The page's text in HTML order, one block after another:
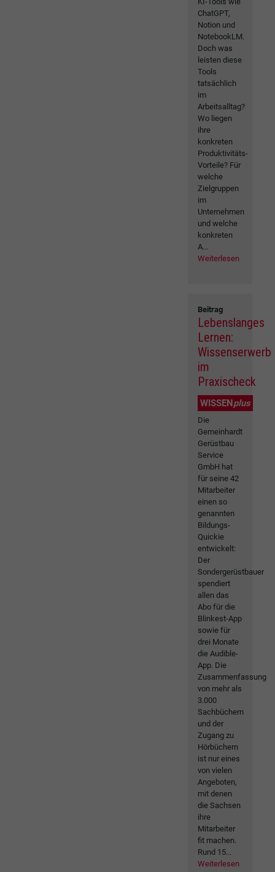
ChatGPT,
Notion und
NotebookLM.
Doch was
leisten diese
Tools
tatsächlich
im
Arbeitsalltag?
Wo liegen
ihre
konkreten
Produktivitäts-
Vorteile? Für
welche
Zielgruppen
im
Unternehmen
und welche
konkreten
A...
Weiterlesen
Beitrag
Lebenslanges
Lernen:
Wissenserwerb
im
Praxischeck
WISSENplus
Die
Gemeinhardt
Gerüstbau
Service
GmbH hat
für seine 42
Mitarbeiter
einen so
genannten
Bildungs-
Quickie
entwickelt:
Der
Sondergerüstbauer
spendiert
allen das
Abo für die
Blinkest-App
sowie für
drei Monate
die Audible-
App. Die
Zusammenfassung
von mehr als
3.000
Sachbüchern
und der
Zugang zu
Hörbüchern
ist nur eines
von vielen
Angeboten,
mit denen
die Sachsen
ihre
Mitarbeiter
fit machen.
Rund 15...
Weiterlesen